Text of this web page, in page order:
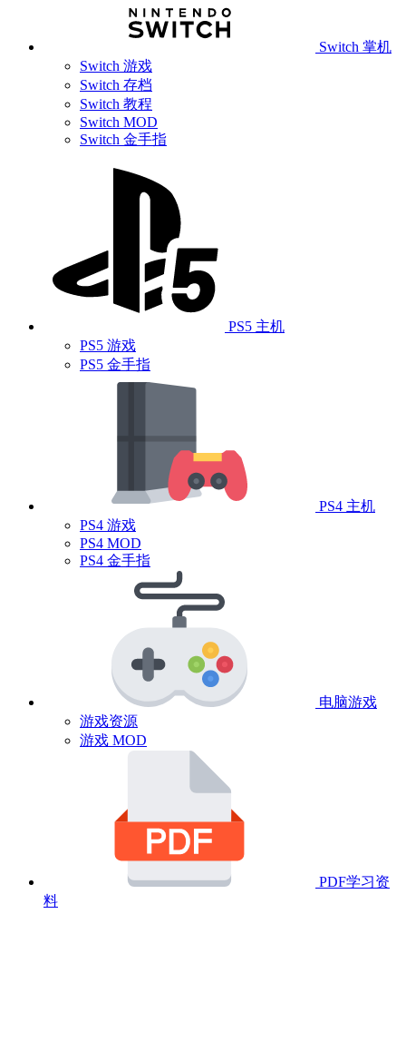
Switch 掌机
Switch 游戏
Switch 存档
Switch 教程
Switch MOD
Switch 金手指
PS5 主机
PS5 游戏
PS5 金手指
PS4 主机
PS4 游戏
PS4 MOD
PS4 金手指
电脑游戏
游戏资源
游戏 MOD
PDF学习资
料